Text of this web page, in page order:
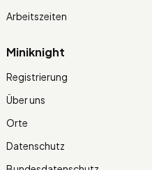
Arbeitszeiten
Miniknight
Registrierung
Über uns
Orte
Datenschutz